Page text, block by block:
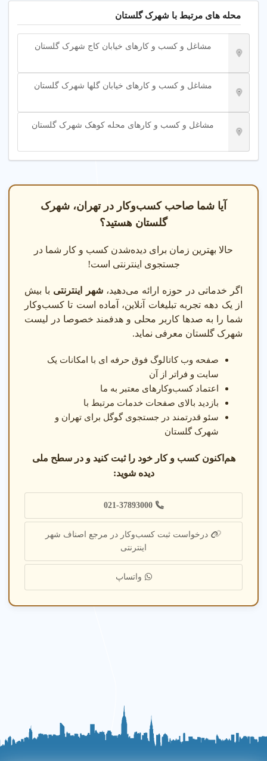
محله های مرتبط با شهرک گلستان
مشاغل و کسب و کارهای خیابان کاج شهرک گلستان
مشاغل و کسب و کارهای خیابان گلها شهرک گلستان
مشاغل و کسب و کارهای محله کوهک شهرک گلستان
آیا شما صاحب کسب‌وکار در تهران، شهرک
گلستان هستید؟
حالا بهترین زمان برای دیده‌شدن کسب و کار شما در
جستجوی اینترنتی است!
اگر خدماتی در حوزه ارائه می‌دهید،شهر اینترنتی با بیش
از یک دهه تجربه تبلیغات آنلاین، آماده است تا کسب‌وکار
شما را به صدها کاربر محلی و هدفمند خصوصا در لیست
شهرک گلستان معرفی نماید.
صفحه وب کاتالوگ فوق حرفه ای با امکانات یک
سایت و فراتر از آن
اعتماد کسب‌وکارهای معتبر به ما
بازدید بالای صفحات خدمات مرتبط با
سئو قدرتمند در جستجوی گوگل برای تهران و
شهرک گلستان
هم‌اکنون کسب و کار خود را ثبت کنید و در سطح ملی
دیده شوید:
021-37893000
درخواست ثبت کسب‌وکار در مرجع اصناف شهر
اینترنتی
واتساپ